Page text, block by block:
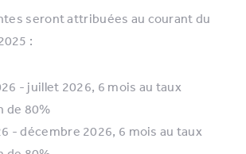
seront attribuées au courant du
:
- juillet 2026, 6 mois au taux
de 80%
- décembre 2026, 6 mois au taux